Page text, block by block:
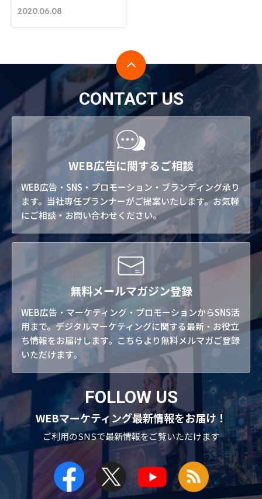
2020.06.08
CONTACT US
WEB広告に関するご相談
WEB広告・SNS・プロモーション・ブランディング承り
ます。当社専任プランナーがご提案いたします。お気軽
にご相談・お問い合わせください。
無料メールマガジン登録
WEB広告・マーケティング・プロモーションからSNS活
用まで。デジタルマーケティングに関する最新・お役立
ち情報をお届けします。こちらより無料メルマガご登録
いただけます。
FOLLOW US
WEBマーケティング最新情報をお届け！
ご利用のSNSで最新情報をご覧いただけます